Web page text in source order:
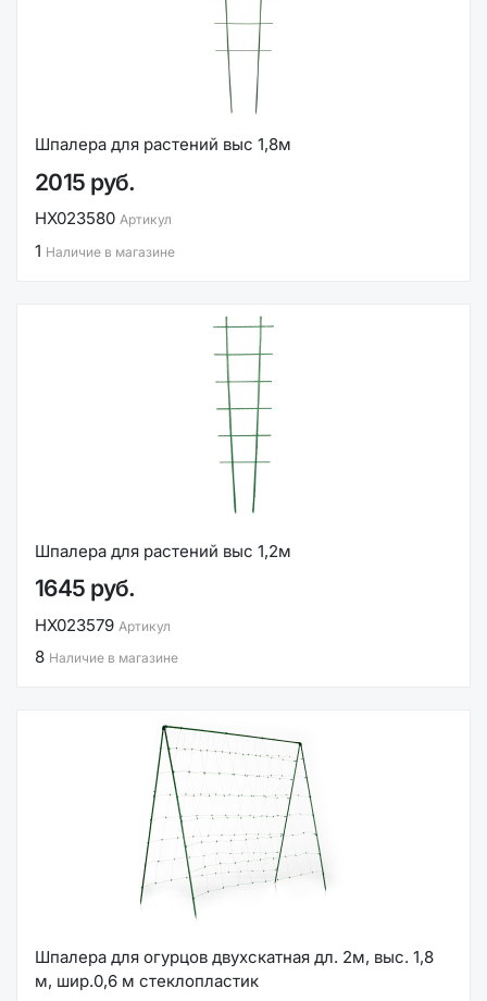
Шпалера для растений выс 1,8м
2015 руб.
НХ023580 Артикул
1 Наличие в магазине
Шпалера для растений выс 1,2м
1645 руб.
НХ023579 Артикул
8 Наличие в магазине
Шпалера для огурцов двухскатная дл. 2м, выс. 1,8
м, шир.0,6 м стеклопластик